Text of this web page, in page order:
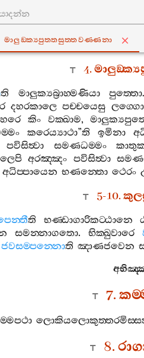
මාලුඞ‍්ක්‍යපුත‍්තසුත‍්තවණ‍්ණනා
4.
ති මාලුක්‍යබ්‍රාහ‍්මණියා පුත‍්තො
දහරකාලෙ පච‍්චයෙසු ලග‍්ගො
කිං වක‍්ඛාම,
කරෙය්‍යාථා”ති ඉමිනා
පවිසිත්‍වා සමණධම‍්මං
අරඤ‍්ඤං පවිසිත්‍වා
අධිප‍්පායෙන භණන‍්තො ථෙරං
5-10.
ති භණ‍්ඩාගාරිකට‍්ඨානෙ
සමන‍්නාගතො. භික‍්ඛුවාරෙ
ජවසම‍්පන‍්නොති ඤාණජවෙන
7.
8.